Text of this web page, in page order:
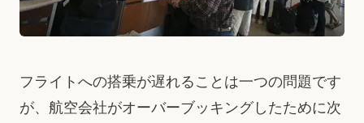
フライトへの搭乗が遅れることは一つの問題です
が、航空会社がオーバーブッキングしたために次